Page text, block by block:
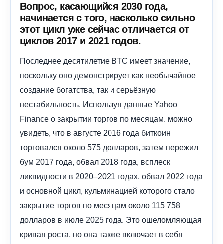
Вопрос, касающийся 2030 года,
начинается с того, насколько сильно
этот цикл уже сейчас отличается от
циклов 2017 и 2021 годов.
Последнее десятилетие BTC имеет значение,
поскольку оно демонстрирует как необычайное
создание богатства, так и серьёзную
нестабильность. Используя данные Yahoo
Finance о закрытии торгов по месяцам, можно
увидеть, что в августе 2016 года биткоин
торговался около 575 долларов, затем пережил
бум 2017 года, обвал 2018 года, всплеск
ликвидности в 2020–2021 годах, обвал 2022 года
и основной цикл, кульминацией которого стало
закрытие торгов по месяцам около 115 758
долларов в июле 2025 года. Это ошеломляющая
кривая роста, но она также включает в себя